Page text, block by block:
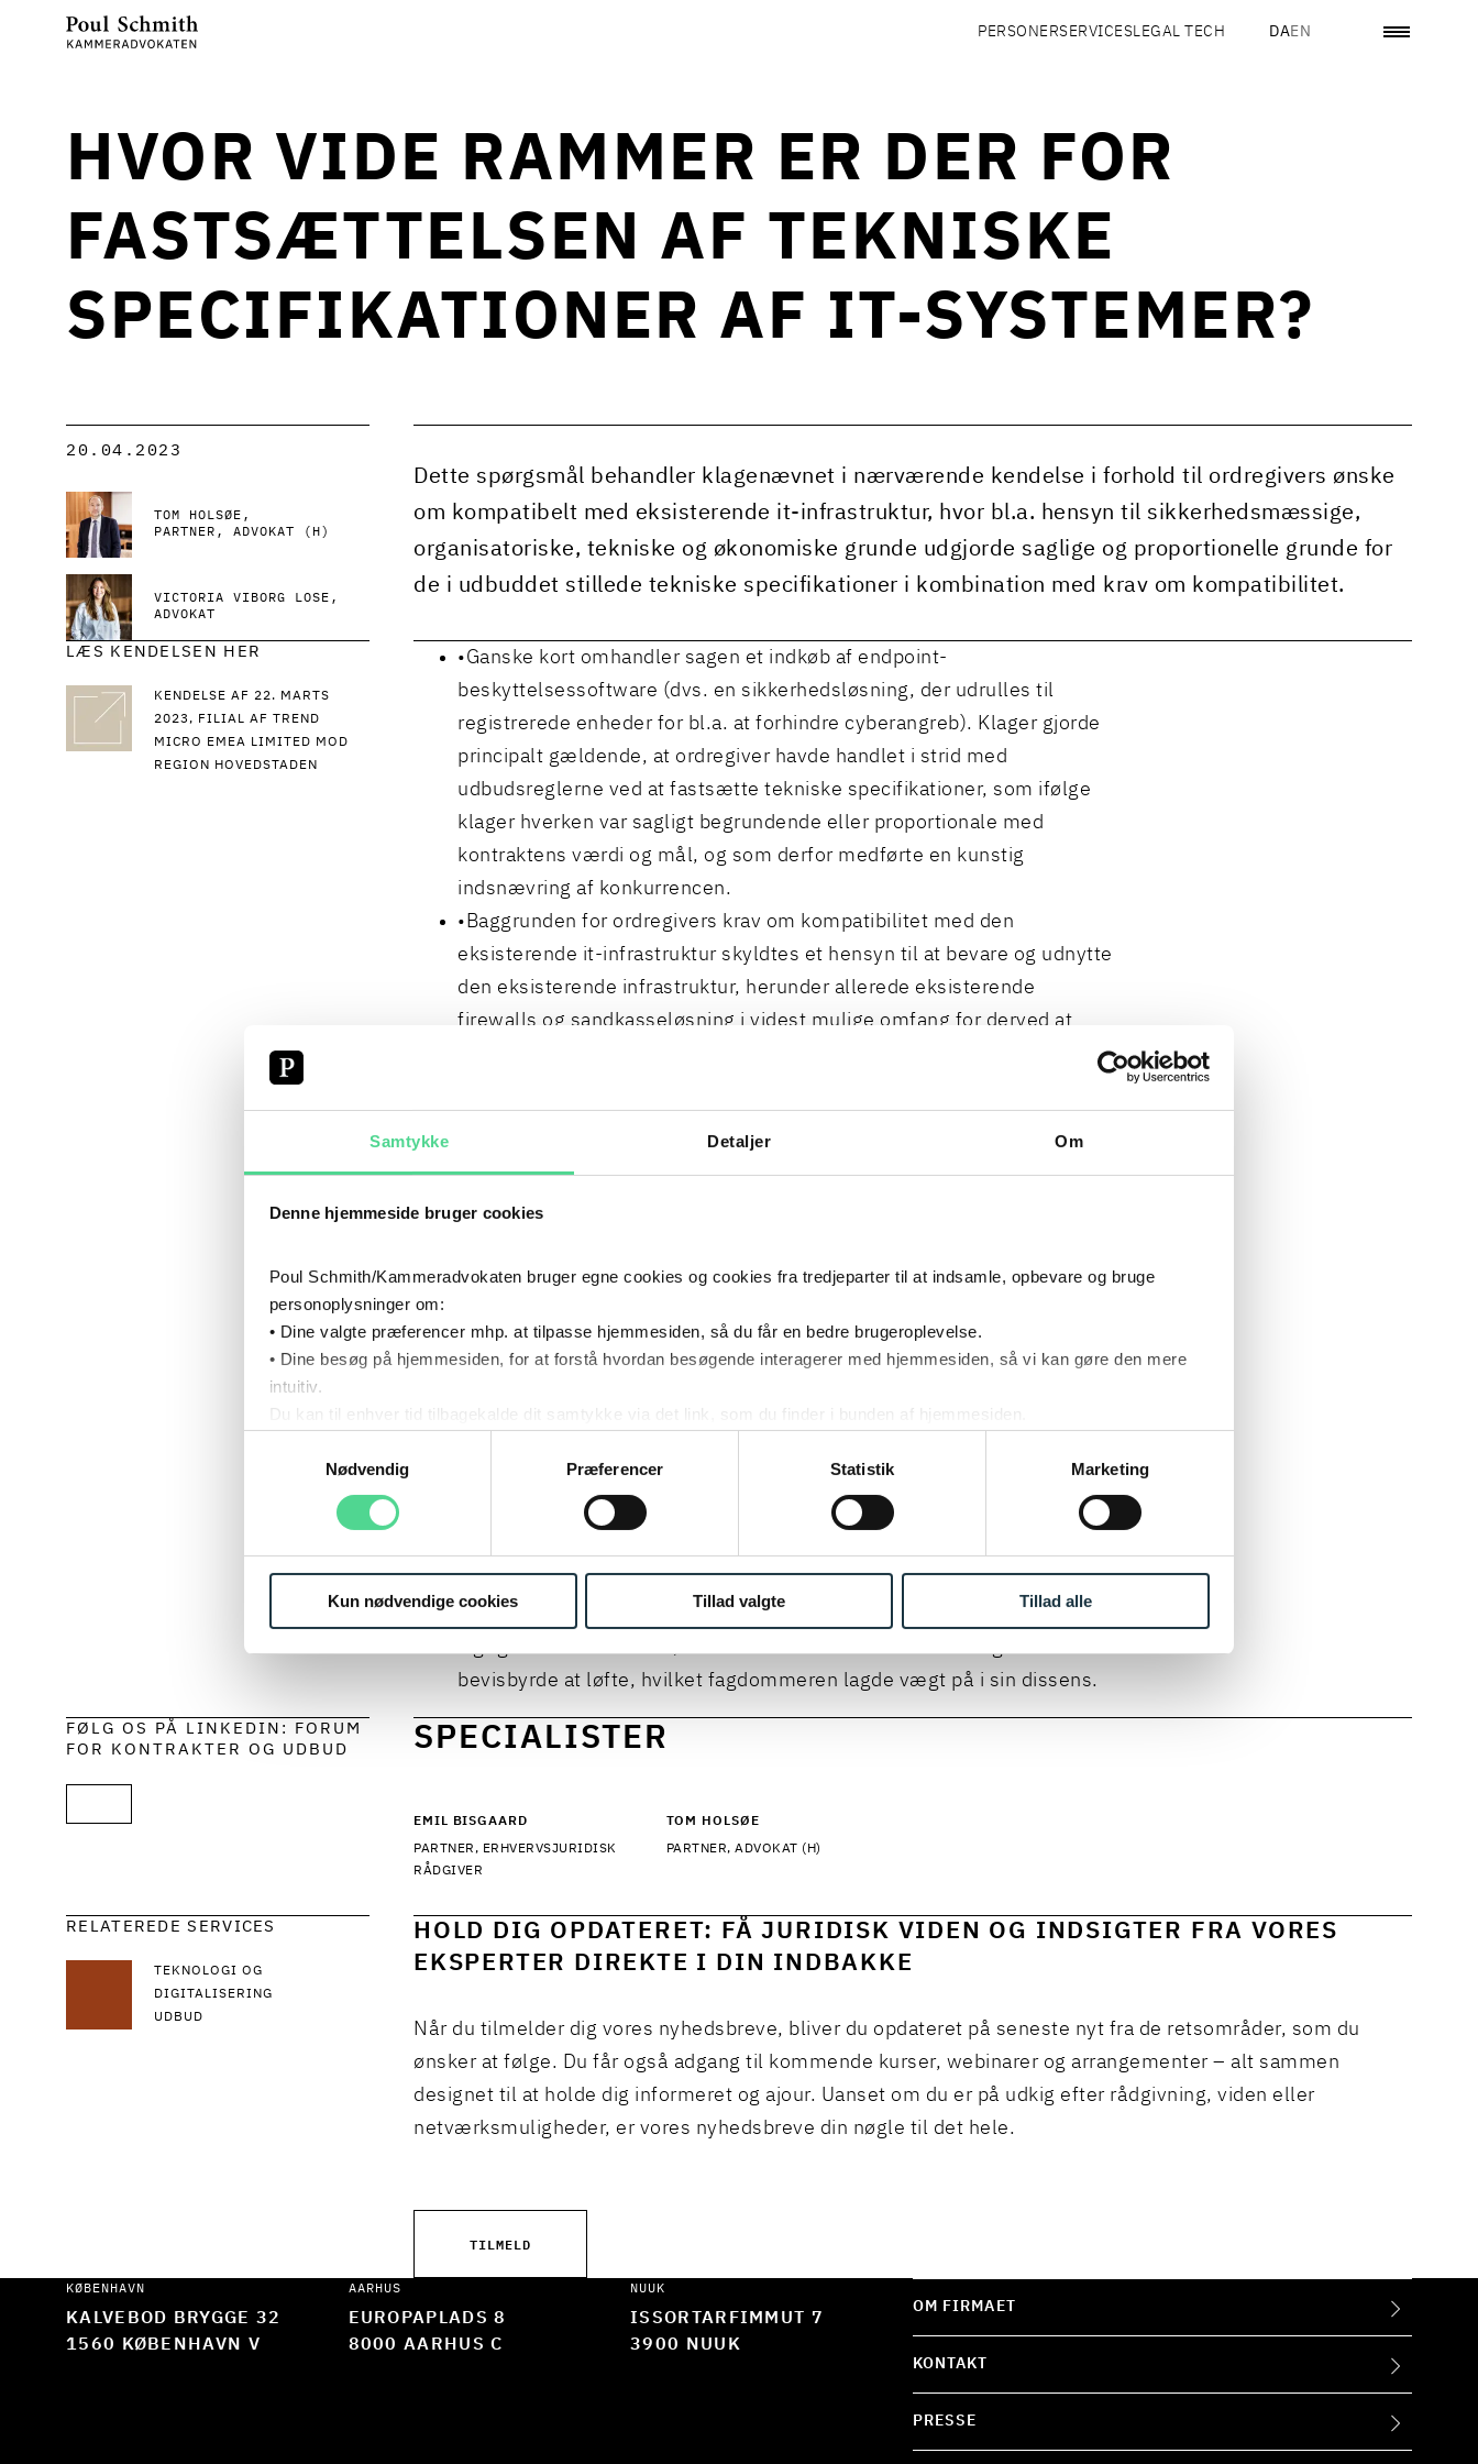
Samtykke Detaljer Om
Denne hjemmeside bruger cookies
Poul Schmith/Kammeradvokaten bruger egne cookies og cookies fra tredjeparter til at indsamle, opbevare og bruge
personoplysninger om:
• Dine valgte præferencer mhp. at tilpasse hjemmesiden, så du får en bedre brugeroplevelse.
• Dine besøg på hjemmesiden, for at forstå hvordan besøgende interagerer med hjemmesiden, så vi kan gøre den mere
intuitiv.
Du kan til enhver tid tilbagekalde dit samtykke via det link, som du finder i bunden af hjemmesiden.
Læs mere om vores behandling af personoplysninger her.
Nødvendig
Præferencer Statistik Marketing
Kun nødvendige cookies Tillad valgte Tillad alle
PERSONERSERVICESLEGAL TECH DAEN
HVOR VIDE RAMMER ER DER FOR
FASTSÆTTELSEN AF TEKNISKE
SPECIFIKATIONER AF IT-SYSTEMER?
20.04.2023
TOM HOLSØE
PARTNER, ADVOKAT (H)
VICTORIA VIBORG LOSE
ADVOKAT
Dette spørgsmål behandler klagenævnet i nærværende kendelse i forhold til ordregivers ønske
om kompatibelt med eksisterende it-infrastruktur, hvor bl.a. hensyn til sikkerhedsmæssige,
organisatoriske, tekniske og økonomiske grunde udgjorde saglige og proportionelle grunde for
de i udbuddet stillede tekniske specifikationer i kombination med krav om kompatibilitet.
LÆS KENDELSEN HER
KENDELSE AF 22. MARTS
2023, FILIAL AF TREND
MICRO EMEA LIMITED MOD
REGION HOVEDSTADEN
Ganske kort omhandler sagen et indkøb af endpoint-
beskyttelsessoftware (dvs. en sikkerhedsløsning, der udrulles til
registrerede enheder for bl.a. at forhindre cyberangreb). Klager gjorde
principalt gældende, at ordregiver havde handlet i strid med
udbudsreglerne ved at fastsætte tekniske specifikationer, som ifølge
klager hverken var sagligt begrundende eller proportionale med
kontraktens værdi og mål, og som derfor medførte en kunstig
indsnævring af konkurrencen.
Baggrunden for ordregivers krav om kompatibilitet med den
eksisterende it-infrastruktur skyldtes et hensyn til at bevare og udnytte
den eksisterende infrastruktur, herunder allerede eksisterende
firewalls og sandkasseløsning i videst mulige omfang for derved at
været udslagsgivende. Formanden fandt ikke, at de stillede krav
udbudsreglerne, idet kravene fandtes sagligt begrundende og
fastsættelsen af de tekniske specifikationer lovligt kunne henvise til
kompatibelt med.
4, samt § 42, stk. 1, ved brug af tekniske specifikationer i kombination
kompatibilitet med ordregivers eksisterende it-infrastruktur, så længe
ordregiver sørger for, at kravene er saglige og proportionale. Det er dog
bevisbyrde at løfte, hvilket fagdommeren lagde vægt på i sin dissens.
FØLG OS PÅ LINKEDIN: FORUM
FOR KONTRAKTER OG UDBUD
SPECIALISTER
EMIL BISGAARD
PARTNER, ERHVERVSJURIDISK
RÅDGIVER
TOM HOLSØE
PARTNER, ADVOKAT (H)
RELATEREDE SERVICES
TEKNOLOGI OG
DIGITALISERING
UDBUD
HOLD DIG OPDATERET: FÅ JURIDISK VIDEN OG INDSIGTER FRA VORES
EKSPERTER DIREKTE I DIN INDBAKKE
Når du tilmelder dig vores nyhedsbreve, bliver du opdateret på seneste nyt fra de retsområder, som du
ønsker at følge. Du får også adgang til kommende kurser, webinarer og arrangementer – alt sammen
designet til at holde dig informeret og ajour. Uanset om du er på udkig efter rådgivning, viden eller
netværksmuligheder, er vores nyhedsbreve din nøgle til det hele.
TILMELD
KØBENHAVN
KALVEBOD BRYGGE 32
1560 KØBENHAVN V
AARHUS
EUROPAPLADS 8
8000 AARHUS C
NUUK
ISSORTARFIMMUT 7
3900 NUUK
OM FIRMAET
KONTAKT
PRESSE